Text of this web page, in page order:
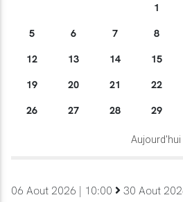
1
5 6 7 8
12 13 14 15
19 20 21 22
26 27 28 29
Aujourd'hui
06 Aout 2026 | 10:00 30 Aout